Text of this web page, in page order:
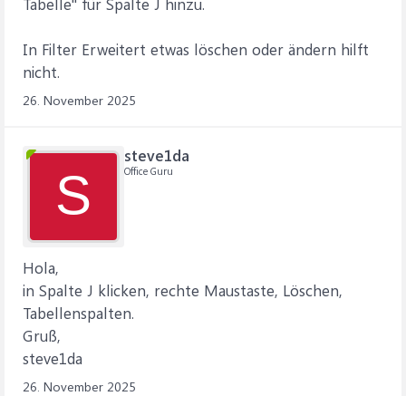
In Filter Erweitert etwas löschen oder ändern hilft
nicht.
26. November 2025
S
steve1da
Office Guru
Hola,
in Spalte J klicken, rechte Maustaste, Löschen,
Tabellenspalten.
Gruß,
steve1da
26. November 2025